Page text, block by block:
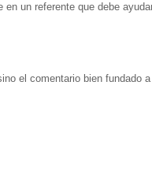
un referente que debe
el comentario bien fundado